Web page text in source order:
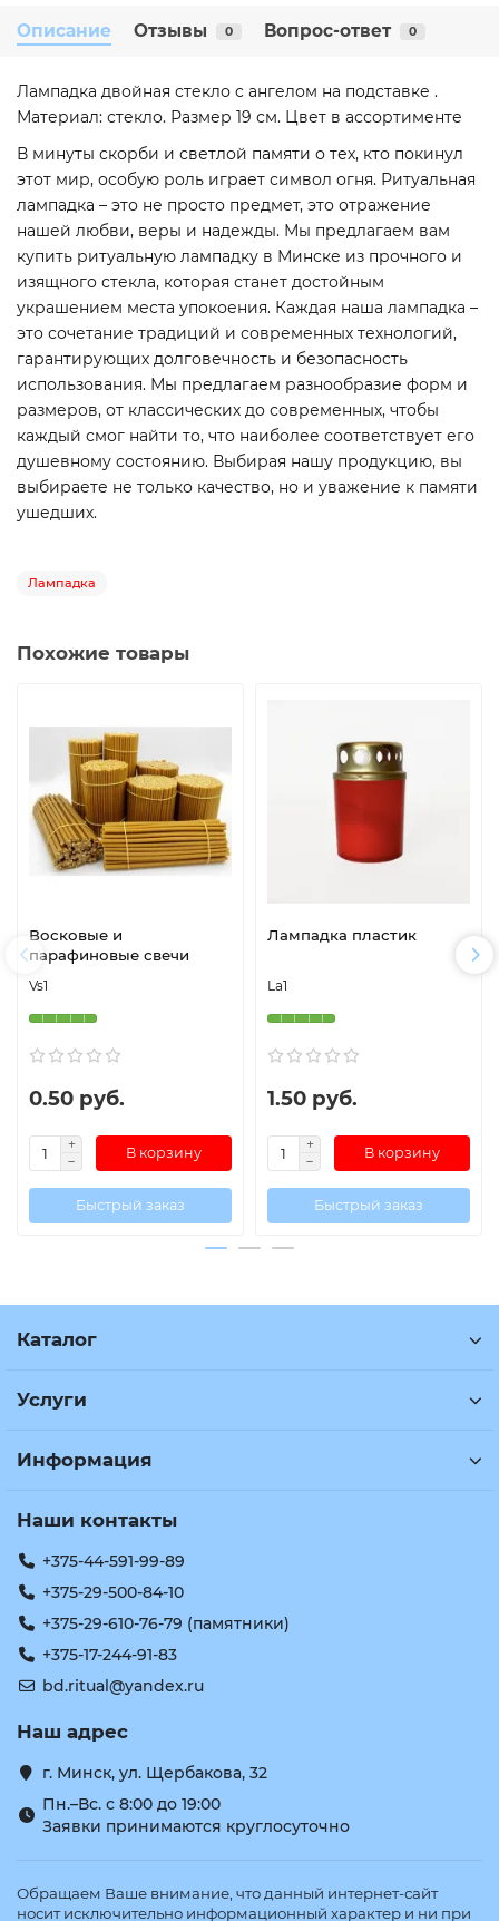
Описание Отзывы 0 Вопрос-ответ 0
Лампадка двойная стекло с ангелом на подставке .
Материал: стекло. Размер 19 см. Цвет в ассортименте
В минуты скорби и светлой памяти о тех, кто покинул
этот мир, особую роль играет символ огня. Ритуальная
лампадка – это не просто предмет, это отражение
нашей любви, веры и надежды. Мы предлагаем вам
купить ритуальную лампадку в Минске из прочного и
изящного стекла, которая станет достойным
украшением места упокоения. Каждая наша лампадка –
это сочетание традиций и современных технологий,
гарантирующих долговечность и безопасность
использования. Мы предлагаем разнообразие форм и
размеров, от классических до современных, чтобы
каждый смог найти то, что наиболее соответствует его
душевному состоянию. Выбирая нашу продукцию, вы
выбираете не только качество, но и уважение к памяти
ушедших.
Лампадка
Похожие товары
Восковые и
парафиновые свечи
Vs1
0.50 руб.
В корзину
Быстрый заказ
Лампадка пластик
La1
1.50 руб.
В корзину
Быстрый заказ
Каталог
Услуги
Информация
Наши контакты
+375-44-591-99-89
+375-29-500-84-10
+375-29-610-76-79 (памятники)
+375-17-244-91-83
bd.ritual@yandex.ru
Наш адрес
г. Минск, ул. Щербакова, 32
Пн.–Вс. с 8:00 до 19:00
Заявки принимаются круглосуточно
Обращаем Ваше внимание, что данный интернет-сайт
носит исключительно информационный характер и ни при